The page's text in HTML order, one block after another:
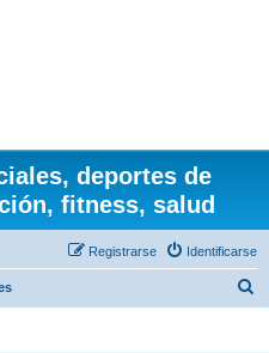
deportes de
fitness, salud
Identificarse
Registrarse